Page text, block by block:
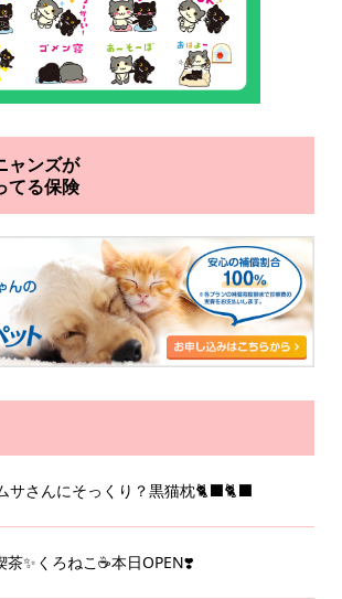
ャンズが
てる保険
サさんにそっくり？黒猫枕🐈‍⬛🐈‍⬛
茶✨くろねこ☕️本日OPEN❣️